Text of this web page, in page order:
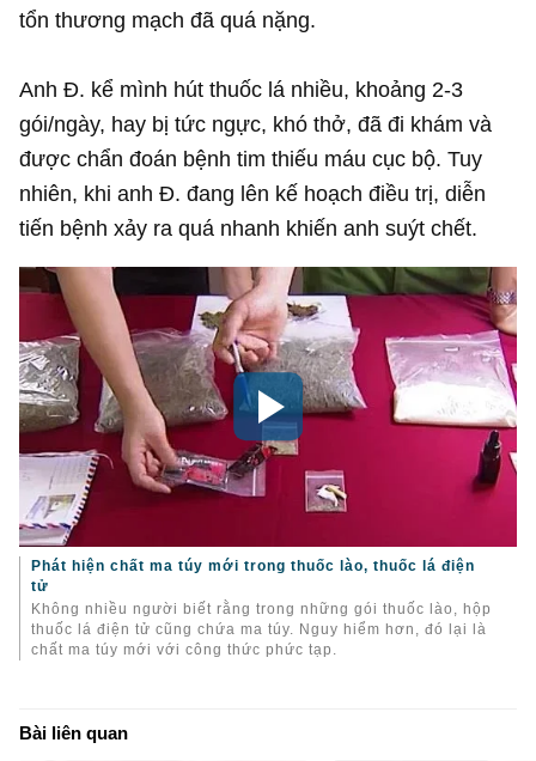
tổn thương mạch đã quá nặng.
Anh Đ. kể mình hút thuốc lá nhiều, khoảng 2-3
gói/ngày, hay bị tức ngực, khó thở, đã đi khám và
được chẩn đoán bệnh tim thiếu máu cục bộ. Tuy
nhiên, khi anh Đ. đang lên kế hoạch điều trị, diễn
tiến bệnh xảy ra quá nhanh khiến anh suýt chết.
Phát hiện chất ma túy mới trong thuốc lào, thuốc lá điện
tử
Không nhiều người biết rằng trong những gói thuốc lào, hộp
thuốc lá điện tử cũng chứa ma túy. Nguy hiểm hơn, đó lại là
chất ma túy mới với công thức phức tạp.
Bài liên quan